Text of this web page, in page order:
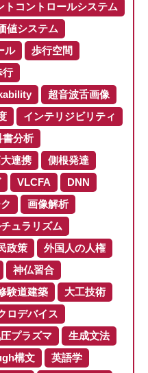
コントロールシステム
値システム
ル
歩行空間
行
超音波舌画像
インテリジビリティ
書分析
連携
側根発達
VLCFA
DNN
画像解析
ュラリズム
政策
外国人の人権
神仏習合
験道建築
大工技術
ロデバイス
プラズマ
生成文法
構文
英語学